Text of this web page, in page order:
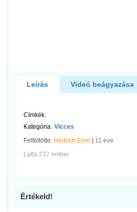
Leírás Videó beágyazása
Címkék:
Kategória: Vicces
Feltöltötte: Hedrich Ernö
11 éve
Látta 222 ember.
Értékeld!